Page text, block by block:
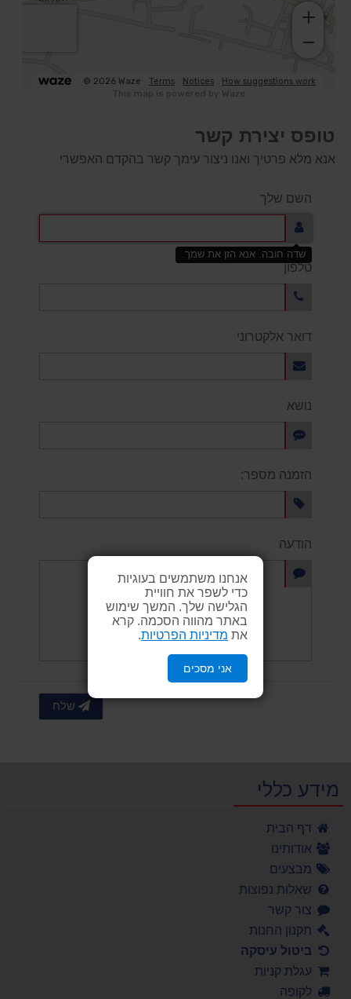
אנחנו משתמשים בעוגיות
כדי לשפר את חוויית
הגלישה שלך. המשך שימוש
באתר מהווה הסכמה. קרא
את מדיניות הפרטיות
אני מסכים
טופס יצירת קשר
אנא מלא פרטיך ואנו ניצור עימך קשר בהקדם האפשרי
השם שלך
שדה חובה. אנא הזן את שמך.
טלפון
דואר אלקטרוני
נושא
הזמנה מספר:
הודעה
שלח
מידע כללי
דף הבית
אודותינו
מבצעים
שאלות נפוצות
צור קשר
תקנון החנות
ביטול עיסקה
עגלת קניות
לקופה